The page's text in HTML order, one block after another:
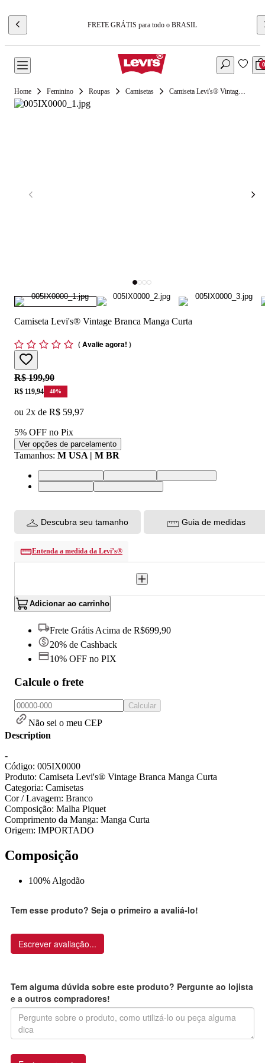
FRETE GRÁTIS para todo o BRASIL
0
Feminino Roupas Camisetas Camiseta Levi's® Vintage Branca Manga Curta
Camiseta Levi's® Vintage Branca Manga Curta
(Avalie agora! )
Original price:
R$ 199,90
Price:
R$ 119,94 40%
ou 2x de R$ 59,97
5% OFF no Pix
Ver opções de parcelamento
Tamanhos: M USA | M BR
XS USA | PP BRS USA | P BRM USA | M BR
L USA | G BRXL USA | GG BR
Descubra seu tamanho Guia de medidas
Entenda a medida da Levi’s®
Adicionar ao carrinho
Frete Grátis Acima de R$699,90
20% de Cashback
10% OFF no PIX
Calcule o frete
Calcular
Não sei o meu CEP
Description
-
Código: 005IX0000
Produto: Camiseta Levi's® Vintage Branca Manga Curta
Categoria: Camisetas
Cor / Lavagem: Branco
Composição: Malha Piquet
Comprimento da Manga: Manga Curta
Origem: IMPORTADO
Composição
100% Algodão
Tem esse produto? Seja o primeiro a avaliá-lo!
Escrever avaliação...
Tem alguma dúvida sobre este produto? Pergunte ao lojista
e a outros compradores!